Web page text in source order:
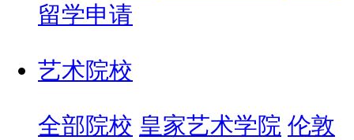
留学申请
艺术院校
全部院校 皇家艺术学院 伦敦